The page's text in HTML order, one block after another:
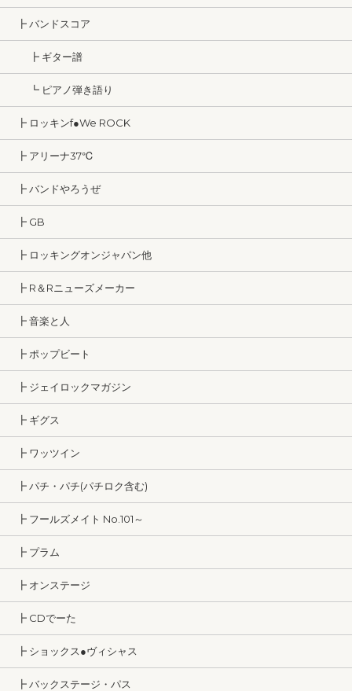
┣ バンドスコア
┣ ギター譜
┗ ピアノ弾き語り
┣ ロッキンf●We ROCK
┣ アリーナ37℃
┣ バンドやろうぜ
┣ GB
┣ ロッキングオンジャパン他
┣ R＆Rニューズメーカー
┣ 音楽と人
┣ ポップビート
┣ ジェイロックマガジン
┣ ギグス
┣ ワッツイン
┣ パチ・パチ(パチロク含む)
┣ フールズメイト No.101～
┣ プラム
┣ オンステージ
┣ CDでーた
┣ ショックス●ヴィシャス
┣ バックステージ・パス